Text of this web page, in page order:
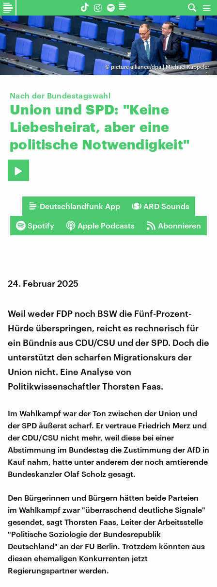
©picture alliance/dpa | Michael Kappeler
Nach der Bundestagswahl
Union und SPD: "Keine
Liebesheirat, aber eine
politische Notwendigkeit"
Deutschlandfunk App ARD Sounds
Spotify Apple Podcasts Abonnieren
24. Februar 2025
Weil weder FDP noch BSW die Fünf-Prozent-
Hürde überspringen, reicht es rechnerisch für
ein Bündnis aus CDU/CSU und der SPD. Doch die
unterstützt den scharfen Migrationskurs der
Union nicht. Eine Analyse von
Politikwissenschaftler Thorsten Faas.
Im Wahlkampf war der Ton zwischen der Union und
der SPD äußerst scharf. Er vertraue Friedrich Merz und
der CDU/CSU nicht mehr, weil diese bei einer
Abstimmung im Bundestag die Zustimmung der AfD in
Kauf nahm, hatte unter anderem der noch amtierende
Bundeskanzler Olaf Scholz gesagt.
Den Bürgerinnen und Bürgern hätten beide Parteien
im Wahlkampf zwar "überraschend deutliche Signale"
gesendet, sagt Thorsten Faas, Leiter der Arbeitsstelle
"Politische Soziologie der Bundesrepublik
Deutschland" an der FU Berlin. Trotzdem könnten aus
diesen ehemaligen Konkurrenten jetzt
Regierungspartner werden.